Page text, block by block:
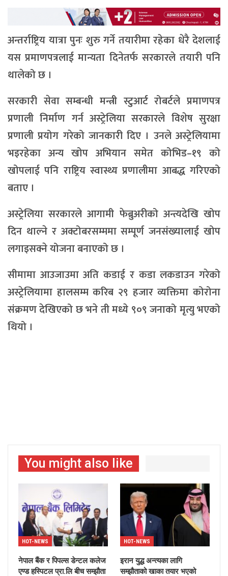
अन्तर्राष्ट्रिय यात्रा पुनः शुरु गर्ने तयारीमा रहेका धेरै देशलाई
यस प्रमाणपत्रलाई मान्यता दिनेतर्फ सरकारले तयारी पनि
थालेको छ ।
सरकारी सेवा सम्बन्धी मन्त्री स्टुआर्ट रोबर्टले प्रमाणपत्र
प्रणाली निर्माण गर्न अस्ट्रेलिया सरकारले विशेष सुरक्षा
प्रणाली प्रयोग गरेको जानकारी दिए । उनले अस्ट्रेलियामा
भइरहेका अन्य खोप अभियान समेत कोभिड–१९ को
खोपलाई पनि राष्ट्रिय स्वास्थ्य प्रणालीमा आबद्ध गरिएको
बताए ।
अस्ट्रेलिया सरकारले आगामी फेब्रुअरीको अन्त्यदेखि खोप
दिन थाल्ने र अक्टोबरसम्ममा सम्पूर्ण जनसंख्यालाई खोप
लगाइसक्ने योजना बनाएको छ ।
सीमामा आउजाउमा अति कडाई र कडा लकडाउन गरेको
अस्ट्रेलियामा हालसम्म करिब २९ हजार व्यक्तिमा कोरोना
संक्रमण देखिएको छ भने ती मध्ये ९०९ जनाको मृत्यु भएको
थियो ।
You might also like
HOT-NEWS
नेपाल बैंक र पिपल्स डेन्टल कलेज
एण्ड हस्पिटल प्रा.लि बीच सम्झौता
HOT-NEWS
इरान युद्ध अन्त्यका लागि
सम्झौताको खाका तयार भएको